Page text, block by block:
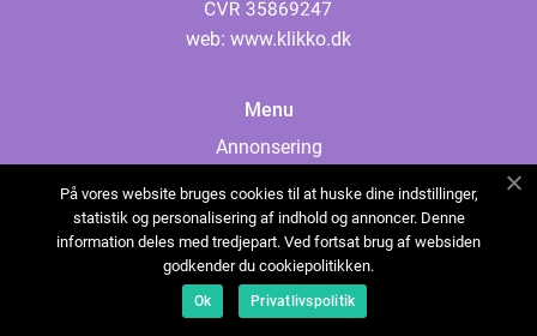
web: www.klikko.dk
Menu
Annonsering
Cookies
Kontakta oss
Sitemap
På vores website bruges cookies til at huske dine indstillinger,
statistik og personalisering af indhold og annoncer. Denne
information deles med tredjepart. Ved fortsat brug af websiden
godkender du cookiepolitikken.
Ok Privatlivspolitik